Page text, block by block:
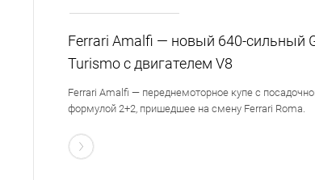
Ferrari Amalfi — новый 640-сильный
Turismo с двигателем V8
Ferrari Amalfi — переднемоторное купе с
формулой 2+2, пришедшее на смену Ferrari Roma.